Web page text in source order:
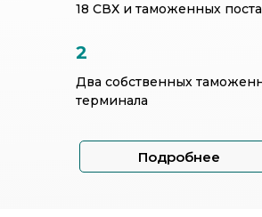
Подробнее
Два собственных
терминала
2
18 СВХ и таможенных